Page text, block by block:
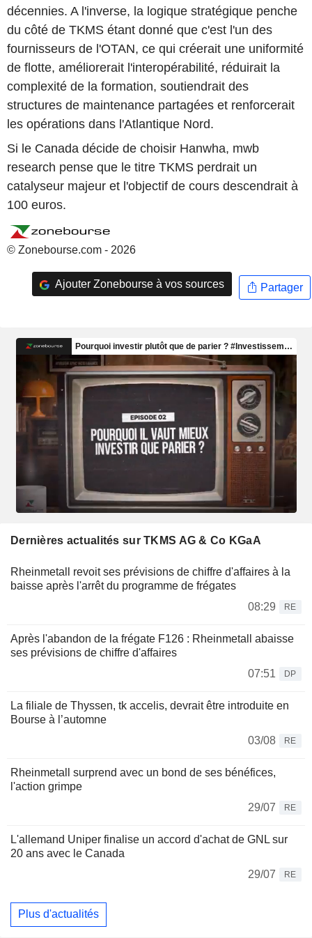
décennies. A l'inverse, la logique stratégique penche
du côté de TKMS étant donné que c'est l'un des
fournisseurs de l'OTAN, ce qui créerait une uniformité
de flotte, améliorerait l'interopérabilité, réduirait la
complexité de la formation, soutiendrait des
structures de maintenance partagées et renforcerait
les opérations dans l'Atlantique Nord.
Si le Canada décide de choisir Hanwha, mwb
research pense que le titre TKMS perdrait un
catalyseur majeur et l'objectif de cours descendrait à
100 euros.
© Zonebourse.com - 2026
Ajouter Zonebourse à vos sources Partager
Dernières actualités sur TKMS AG & Co KGaA
Rheinmetall revoit ses prévisions de chiffre d'affaires à la
baisse après l'arrêt du programme de frégates
08:29
RE
Après l'abandon de la frégate F126 : Rheinmetall abaisse
ses prévisions de chiffre d'affaires
07:51
DP
La filiale de Thyssen, tk accelis, devrait être introduite en
Bourse à l’automne
03/08
RE
Rheinmetall surprend avec un bond de ses bénéfices,
l'action grimpe
29/07
RE
L'allemand Uniper finalise un accord d'achat de GNL sur
20 ans avec le Canada
29/07
RE
Plus d'actualités